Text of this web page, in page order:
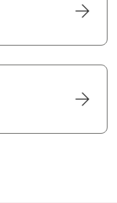
arrow_forward
arrow_forward